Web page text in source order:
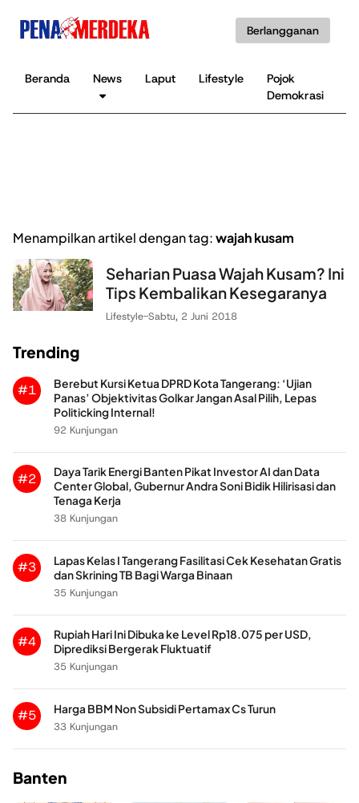
Berlangganan
Beranda News Laput Lifestyle
Pojok
Demokrasi
Menampilkan artikel dengan tag:wajah kusam
Seharian Puasa Wajah Kusam? Ini
Tips Kembalikan Kesegaranya
Lifestyle-Sabtu, 2 Juni 2018
Trending
#1
Berebut Kursi Ketua DPRD Kota Tangerang: ‘Ujian
Panas’ Objektivitas Golkar Jangan Asal Pilih, Lepas
Politicking Internal!
92 Kunjungan
#2
Daya Tarik Energi Banten Pikat Investor AI dan Data
Center Global, Gubernur Andra Soni Bidik Hilirisasi dan
Tenaga Kerja
38 Kunjungan
#3
Lapas Kelas I Tangerang Fasilitasi Cek Kesehatan Gratis
dan Skrining TB Bagi Warga Binaan
35 Kunjungan
#4
Rupiah Hari Ini Dibuka ke Level Rp18.075 per USD,
Diprediksi Bergerak Fluktuatif
35 Kunjungan
#5
Harga BBM Non Subsidi Pertamax Cs Turun
33 Kunjungan
Banten